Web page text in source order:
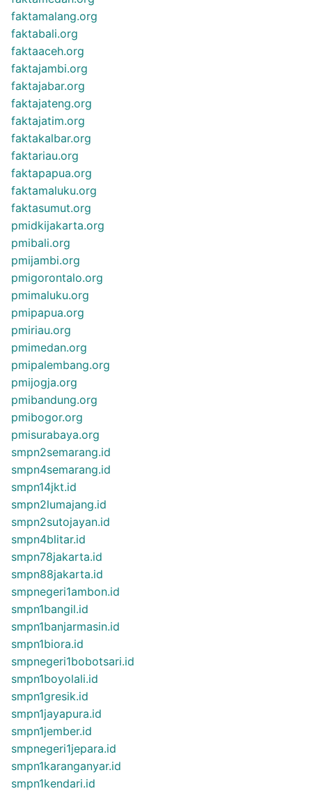
faktamalang.org
faktabali.org
faktaaceh.org
faktajambi.org
faktajabar.org
faktajateng.org
faktajatim.org
faktakalbar.org
faktariau.org
faktapapua.org
faktamaluku.org
faktasumut.org
pmidkijakarta.org
pmibali.org
pmijambi.org
pmigorontalo.org
pmimaluku.org
pmipapua.org
pmiriau.org
pmimedan.org
pmipalembang.org
pmijogja.org
pmibandung.org
pmibogor.org
pmisurabaya.org
smpn2semarang.id
smpn4semarang.id
smpn14jkt.id
smpn2lumajang.id
smpn2sutojayan.id
smpn4blitar.id
smpn78jakarta.id
smpn88jakarta.id
smpnegeri1ambon.id
smpn1bangil.id
smpn1banjarmasin.id
smpn1biora.id
smpnegeri1bobotsari.id
smpn1boyolali.id
smpn1gresik.id
smpn1jayapura.id
smpn1jember.id
smpnegeri1jepara.id
smpn1karanganyar.id
smpn1kendari.id